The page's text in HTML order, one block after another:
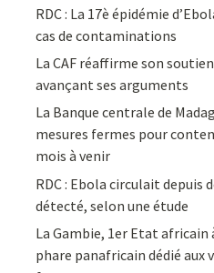
RDC : La 17è épidémie
cas de contaminations
La CAF réaffirme son
avançant ses arguments
La Banque centrale de
mesures fermes pour
mois à venir
RDC : Ebola circulait depuis
détecté, selon une étude
La Gambie, 1er Etat
phare panafricain dédié aux